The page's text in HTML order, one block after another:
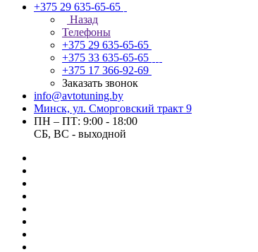
+375 29 635-65-65
Назад
Телефоны
+375 29 635-65-65
+375 33 635-65-65
+375 17 366-92-69
Заказать звонок
info@avtotuning.by
Минск, ул. Сморговский тракт 9
ПН – ПТ: 9:00 - 18:00
СБ, ВС - выходной